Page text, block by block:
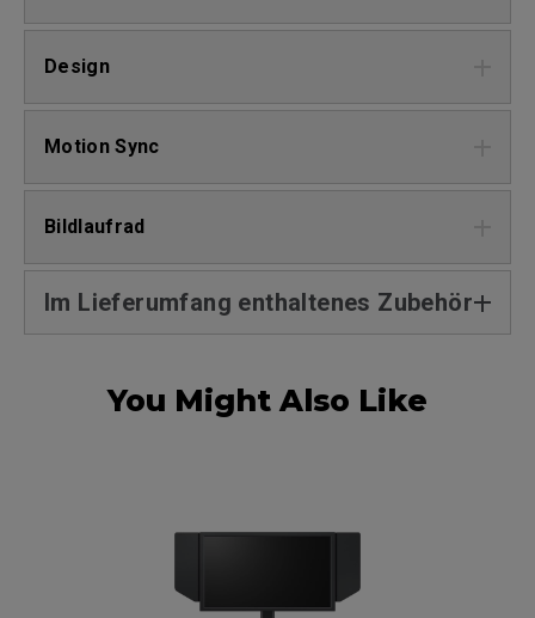
Design
Motion Sync
Bildlaufrad
Im Lieferumfang enthaltenes Zubehör
You Might Also Like